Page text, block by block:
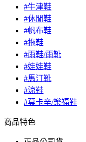
#牛津鞋
#休閒鞋
#帆布鞋
#拖鞋
#雨鞋/雨靴
#娃娃鞋
#馬汀靴
#涼鞋
#莫卡辛/樂福鞋
商品特色